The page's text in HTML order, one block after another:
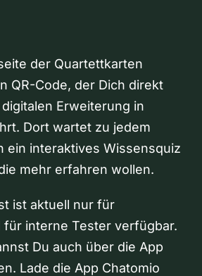
der Quartettkarten
QR-Code, der Dich direkt
Erweiterung in
Dort wartet zu jedem
ein interaktives Wissensquiz
mehr erfahren wollen.
ist aktuell nur für
für interne Tester verfügbar.
Du auch über die App
Lade die App Chatomio